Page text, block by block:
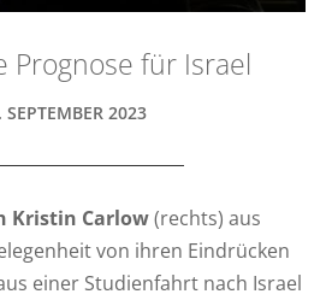
Prognose für Israel
SEPTEMBER 2023
Kristin Carlow(rechts) aus
von ihren Eindrücken
einer Studienfahrt nach Israel